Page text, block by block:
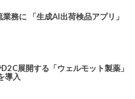
務に 「生成AI出荷検品アプリ」
展開する「ウェルモット製薬」
導入